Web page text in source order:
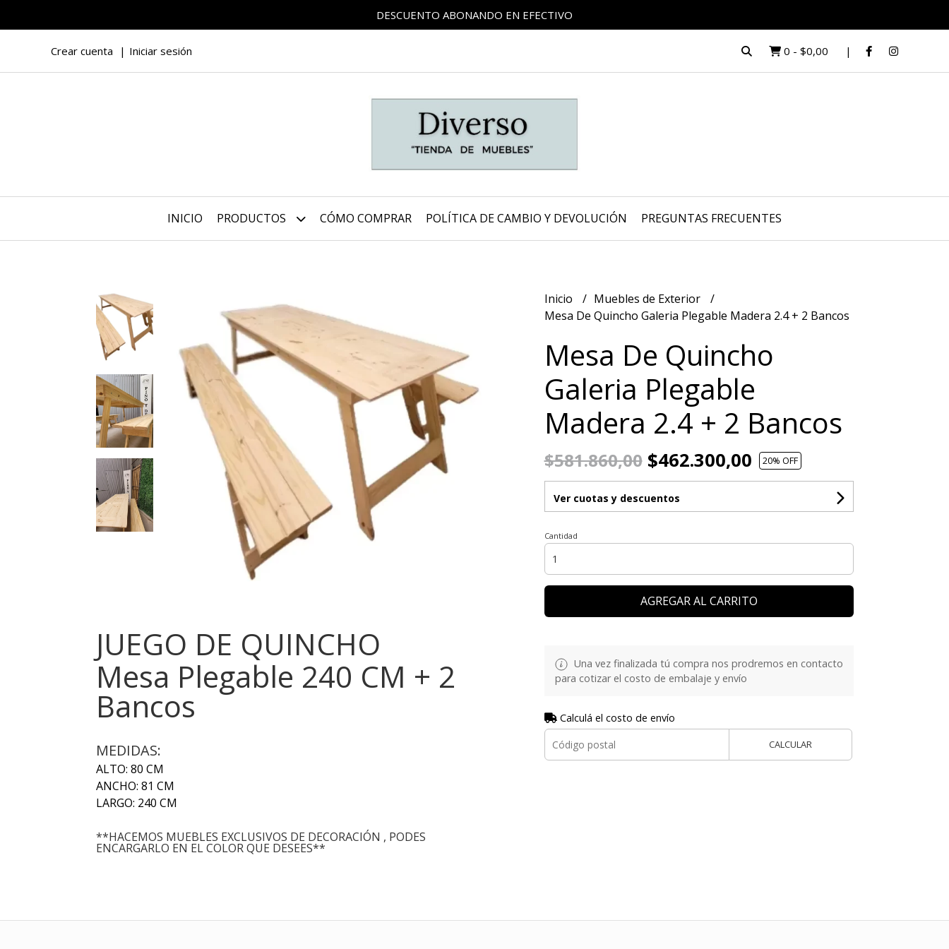
DESCUENTO ABONANDO EN EFECTIVO
Crear cuenta Iniciar sesión 0 - $0,00
INICIO PRODUCTOS CÓMO COMPRAR POLÍTICA DE CAMBIO Y DEVOLUCIÓN PREGUNTAS FRECUENTES
JUEGO DE QUINCHO
Mesa Plegable 240 CM + 2
Bancos
MEDIDAS:
ALTO: 80 CM
ANCHO: 81 CM
LARGO: 240 CM
**HACEMOS MUEBLES EXCLUSIVOS DE DECORACIÓN , PODES
ENCARGARLO EN EL COLOR QUE DESEES**
Inicio
Muebles de Exterior
Mesa De Quincho Galeria Plegable Madera 2.4 + 2 Bancos
Mesa De Quincho
Galeria Plegable
Madera 2.4 + 2 Bancos
$581.860,00$462.300,00 20% OFF
Ver cuotas y descuentos
Cantidad
AGREGAR AL CARRITO
Una vez finalizada tú compra nos prodremos en contacto
para cotizar el costo de embalaje y envío
Calculá el costo de envío
CALCULAR